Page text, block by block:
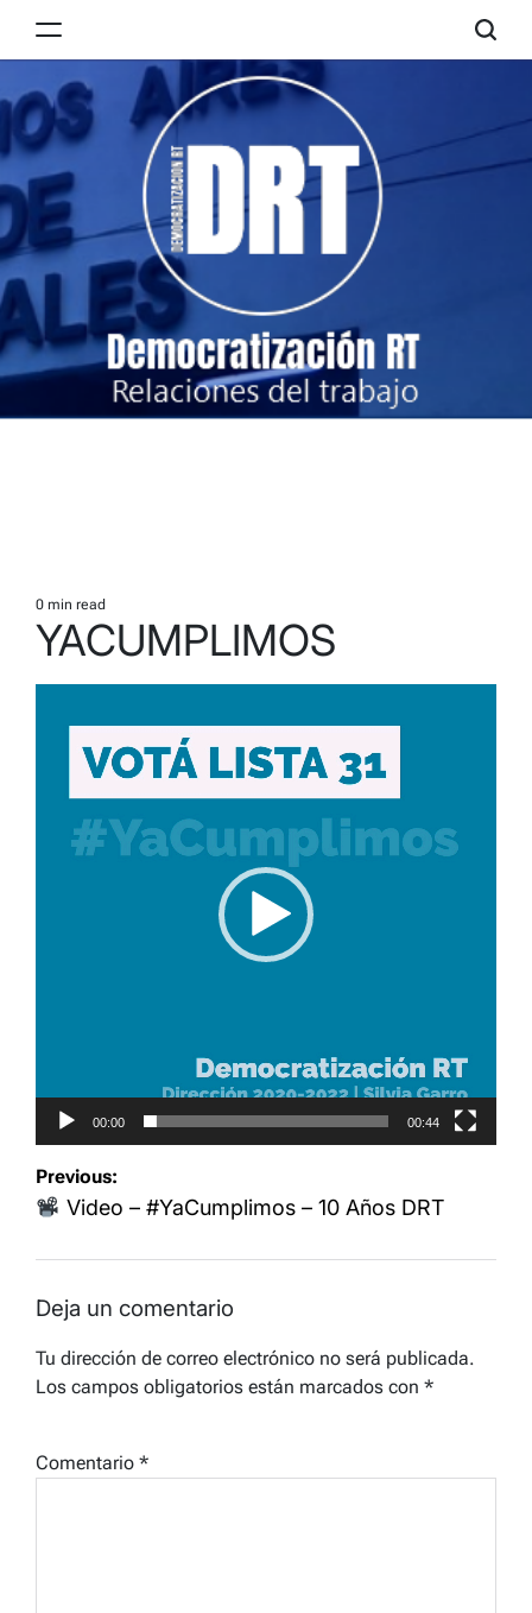
RT
Estimated
read
time
0 min read
YACUMPLIMOS
00:00 00:44
Navegación
de
Previous:
Video – #YaCumplimos – 10 Años DRT
Deja un comentario
Tu dirección de correo electrónico no será publicada.
Los campos obligatorios están marcados con *
Comentario *